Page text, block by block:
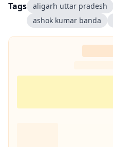
Tags
aligarh uttar pradesh
ashok kumar banda